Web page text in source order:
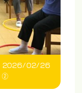
2026/02/26
②